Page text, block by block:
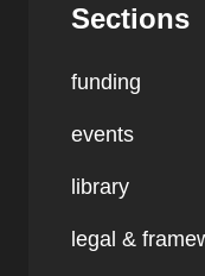
Sections
funding
events
library
legal &